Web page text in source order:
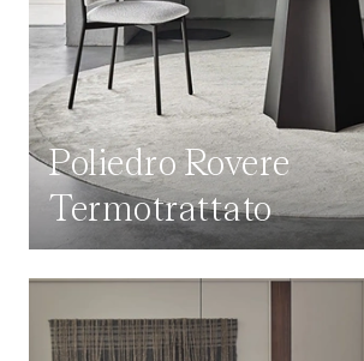
Poliedro Rovere
Termotrattato